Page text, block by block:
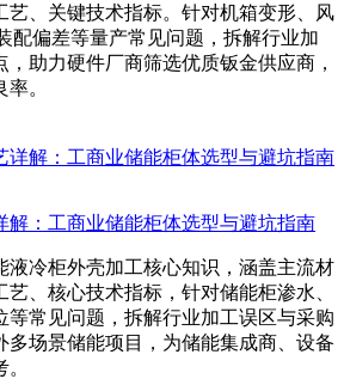
艺、关键技术指标。针对机箱变形、风
配偏差等量产常见问题，拆解行业加
助力硬件厂商筛选优质钣金供应商，
。
解：工商业储能柜体选型与避坑指南
液冷柜外壳加工核心知识，涵盖主流材
、核心技术指标，针对储能柜渗水、
等常见问题，拆解行业加工误区与采购
多场景储能项目，为储能集成商、设备